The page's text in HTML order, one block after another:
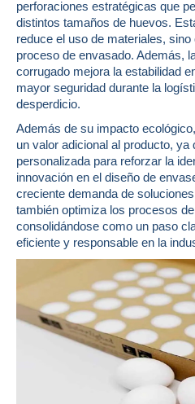
perforaciones estratégicas que
distintos tamaños de huevos.
reduce el uso de materiales,
proceso de envasado. Además,
corrugado mejora la estabilidad
mayor seguridad durante la
desperdicio.
Además de su impacto
un valor adicional al producto, ya
personalizada para reforzar la
innovación en el diseño de
creciente demanda de
también optimiza los procesos
consolidándose como un paso
eficiente y responsable en la